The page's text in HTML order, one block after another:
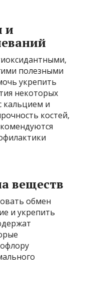
и
полезными
укрепить
некоторых
кальцием и
костей,
веществ
обмен
и укрепить